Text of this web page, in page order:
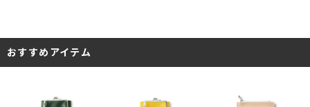
おすすめアイテム